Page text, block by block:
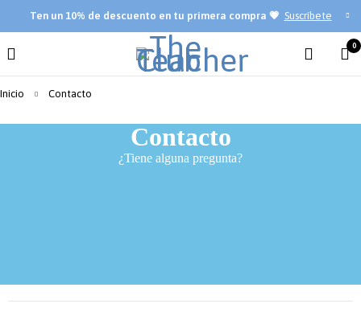
Tenun 10% de descuento en tu primera compra 💗 Suscríbete
0
Inicio Contacto
Contacto
¿Tiene alguna pregunta?​